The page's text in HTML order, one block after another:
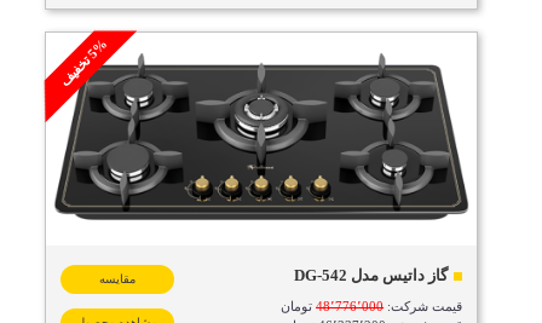
گاز داتیس مدل DG-542
قیمت شرکت:48٬776٬000تومان
5
%
ت
خ
ف
ی
ف
مقایسه